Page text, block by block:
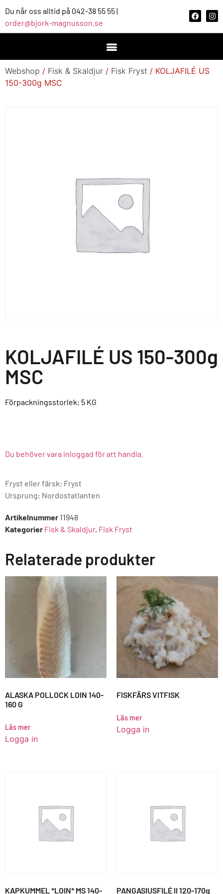
Du når oss alltid på 042-38 55 55 |
order@bjork-magnusson.se
Webshop / Fisk & Skaldjur / Fisk Fryst / KOLJAFILÉ US
150-300g MSC
KOLJAFILÉ US 150-300g
MSC
Förpackningsstorlek: 5 KG
Du behöver vara inloggad för att handla.
Fryst eller färsk: Fryst
Ursprung: Nordostatlanten
Artikelnummer 11948
Kategorier Fisk & Skaldjur, Fisk Fryst
Relaterade produkter
ALASKA POLLOCK LOIN 140-
160 G
Läs mer
Logga in
FISKFÄRS VITFISK
Läs mer
Logga in
KAPKUMMEL *LOIN* MS 140- PANGASIUSFILÉ II 120-170g